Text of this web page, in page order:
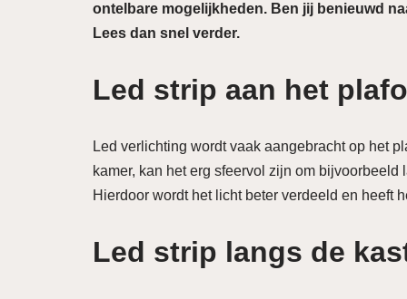
ontelbare mogelijkheden. Ben jij benieuwd
Lees dan snel verder.
Led strip aan het
Led verlichting wordt vaak aangebracht op het
kamer, kan het erg sfeervol zijn om
Hierdoor wordt het licht beter verdeeld en heeft
Led strip langs de